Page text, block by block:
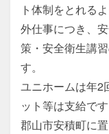
ト体制をとれる
外仕事につき、
策・安全衛生講
す。
ユニホームは年2
ット等は支給です
郡山市安積町に